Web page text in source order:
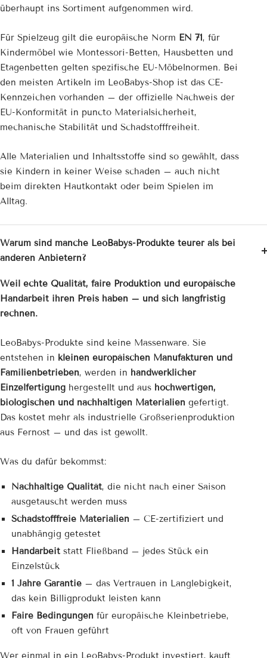
überhaupt ins Sortiment aufgenommen wird.
Für Spielzeug gilt die europäische Norm EN 71 , für
Kindermöbel wie Montessori-Betten, Hausbetten und
Etagenbetten gelten spezifische EU-Möbelnormen. Bei
den meisten Artikeln im LeoBabys-Shop ist das CE-
Kennzeichen vorhanden – der offizielle Nachweis der
EU-Konformität in puncto Materialsicherheit,
mechanische Stabilität und Schadstofffreiheit.
Alle Materialien und Inhaltsstoffe sind so gewählt, dass
sie Kindern in keiner Weise schaden – auch nicht
beim direkten Hautkontakt oder beim Spielen im
Alltag.
Warum sind manche LeoBabys-Produkte teurer als bei
anderen Anbietern?
Weil echte Qualität, faire Produktion und europäische
Handarbeit ihren Preis haben – und sich langfristig
rechnen.
LeoBabys-Produkte sind keine Massenware. Sie
entstehen in kleinen europäischen Manufakturen und
Familienbetrieben, werden in handwerklicher
Einzelfertigung hergestellt und aus hochwertigen,
biologischen und nachhaltigen Materialien gefertigt.
Das kostet mehr als industrielle Großserienproduktion
aus Fernost – und das ist gewollt.
Was du dafür bekommst:
Nachhaltige Qualität, die nicht nach einer Saison
ausgetauscht werden muss
Schadstofffreie Materialien – CE-zertifiziert und
unabhängig getestet
Handarbeitstatt Fließband – jedes Stück ein
Einzelstück
1 Jahre Garantie– das Vertrauen in Langlebigkeit,
das kein Billigprodukt leisten kann
Faire Bedingungen für europäische Kleinbetriebe,
oft von Frauen geführt
Wer einmal in ein LeoBabys-Produkt investiert, kauft